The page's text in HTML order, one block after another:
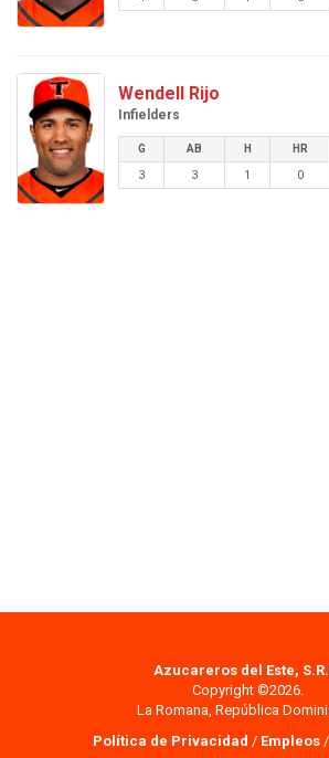
Wendell Rijo
Infielders
G AB H HR
3 3 1 0
Azucareros del Este,
Copyright ©2026.
La Romana, República
Política de Privacidad / Empleos /